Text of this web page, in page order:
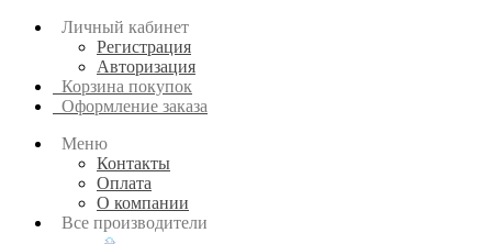
Личный кабинет
Регистрация
Авторизация
Корзина покупок
Оформление заказа
Меню
Контакты
Оплата
О компании
Все производители